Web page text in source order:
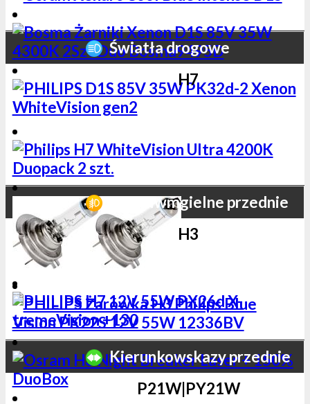
Światła drogowe
H7
Przeciwmgielne przednie
H3
Kierunkowskazy przednie
P21W|PY21W